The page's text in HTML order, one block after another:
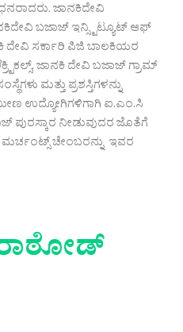
ಜಾನಕಿದೇವಿ
ಬಜಾಜ್ ಇನ್ಸ್ಟಿಟ್ಯೂಟ್ ಆಫ್
ದೇವಿ ಸರ್ಕಾರಿ ಪಿಜಿ ಬಾಲಕಿಯರ
ಜಾನಕಿ ದೇವಿ ಬಜಾಜ್ ಗ್ರಾಮ್
ಮತ್ತು ಪ್ರಶಸ್ತಿಗಳನ್ನು
ಉದ್ಯೋಗಿಗಳಿಗಾಗಿ ಐ.ಎಂ.ಸಿ
ನೀಡುವುದರ ಜೊತೆಗೆ
ಚೇಂಬರನ್ನು ಇವರ
ರಾಠೋಡ್